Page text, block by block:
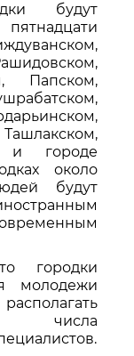
будут
Папском,
и городе
около
будут
городки
молодежи
числа